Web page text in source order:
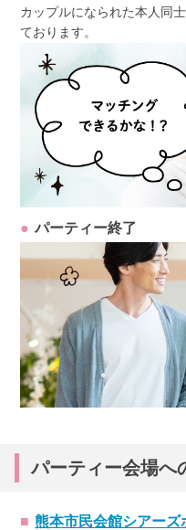
カップルになられた本人同
ております。
パーティー終了
パーティー会場へ
熊本市民会館シアーズ